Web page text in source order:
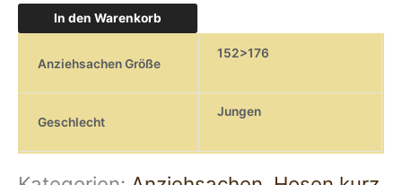
In den Warenkorb
Anziehsachen Größe
152>176
Geschlecht
Jungen